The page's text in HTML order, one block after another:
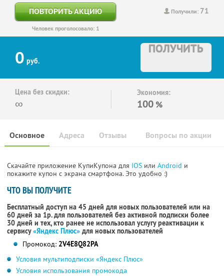
Получили: 71
ПОВТОРИТЬ АКЦИЮ
Человек проголосовало: 1
0 руб.
ПОЛУЧИТЬ
Цена без скидки:
∞
Экономия:
100 %
Основное Отзывы Вопросы по акции
Адреса
Скачайте приложение КупиКупона для IOS или Android и
покажите купон с экрана смартфона. Это удобно :)
ЧТО ВЫ ПОЛУЧИТЕ
Бесплатный доступ на 45 дней для новых пользователей или на
60 дней за 1р. для пользователей без активной подписки более
30 дней и тех, кто ранее не использовал услугу реактивации к
сервису«Яндекс Плюс» для новых пользователей
Промокод: 2V4E8Q82PA
Условия мультиподписки «Яндекс Плюс»
Условия использования промокода